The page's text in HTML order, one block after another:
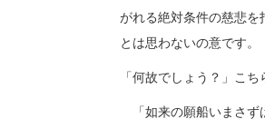
がれる絶対条件の慈悲を
とは
「何故でしょう？」こ
「如来の願船いまさず